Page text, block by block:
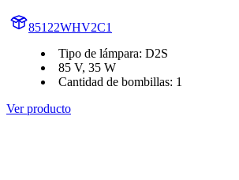
85122WHV2C1
Tipo de lámpara: D2S
85 V, 35 W
Cantidad de bombillas: 1
Ver producto